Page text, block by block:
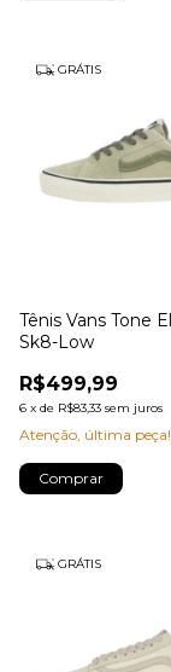
GRÁTIS
Tênis Vans Tone
Sk8-Low
R$499,99
6 x de R$83,33 sem juros
Atenção, última peça!
Comprar
GRÁTIS